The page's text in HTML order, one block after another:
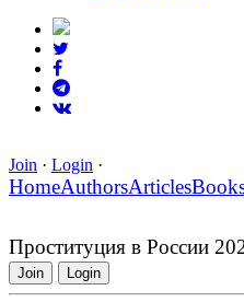
Join · Login ·
HomeAuthorsArticles
Проституция в России
Join Login